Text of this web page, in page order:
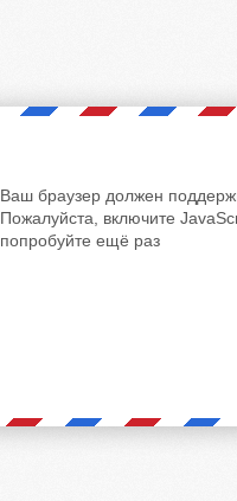
Ваш браузер должен
Пожалуйста, включите
попробуйте ещё раз